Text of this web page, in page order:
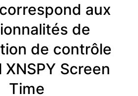
aux
de
de contrôle
Screen
Time